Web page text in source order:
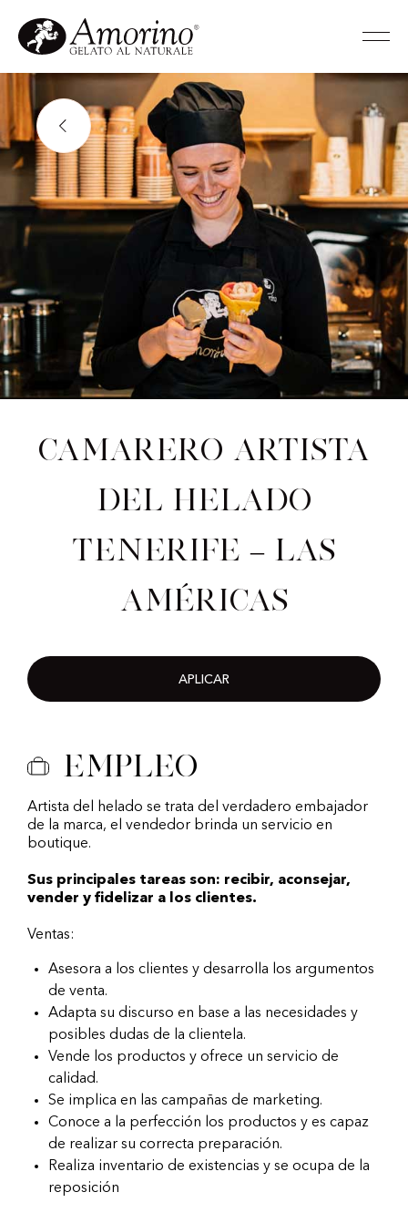
Camarero artista
del helado
Tenerife – Las
Américas
APLICAR
Empleo
Artista del helado se trata del verdadero embajador
de la marca, el vendedor brinda un servicio en
boutique.
Sus principales tareas son: recibir, aconsejar,
vender y fidelizar a los clientes.
Ventas:
Asesora a los clientes y desarrolla los argumentos
de venta.
Adapta su discurso en base a las necesidades y
posibles dudas de la clientela.
Vende los productos y ofrece un servicio de
calidad.
Se implica en las campañas de marketing.
Conoce a la perfección los productos y es capaz
de realizar su correcta preparación.
Realiza inventario de existencias y se ocupa de la
reposición